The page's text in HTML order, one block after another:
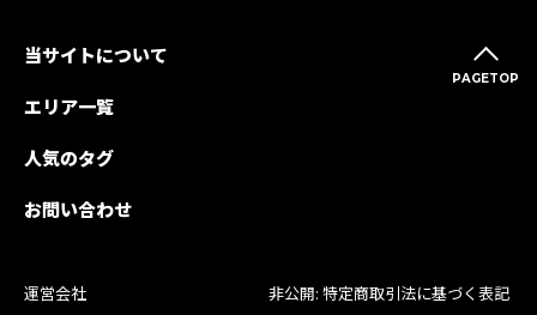
PAGETOP
当サイトについて
エリア一覧
人気のタグ
お問い合わせ
運営会社 非公開: 特定商取引法に基づく表記